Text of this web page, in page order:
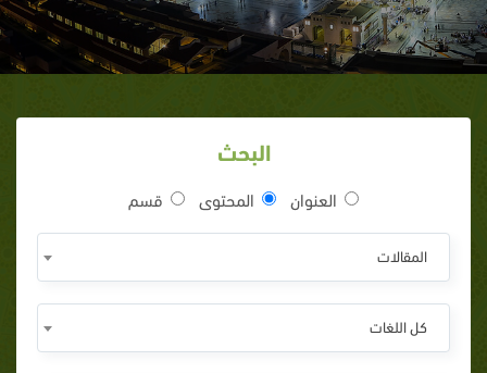
البحث
العنوان المحتوى قسم
المقالات
كل اللغات